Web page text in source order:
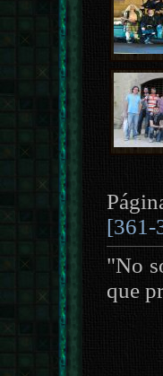
[361-
"No
que